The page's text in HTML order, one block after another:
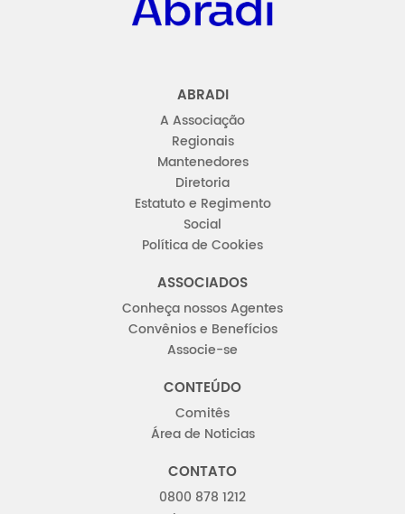
ABRADI
A Associação
Regionais
Mantenedores
Diretoria
Estatuto e Regimento
Social
Política de Cookies
ASSOCIADOS
Conheça nossos Agentes
Convênios e Benefícios
Associe-se
CONTEÚDO
Comitês
Área de Noticias
CONTATO
0800 878 1212